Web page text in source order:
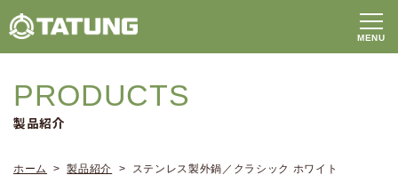
PRODUCTS
製品紹介
ホーム >製品紹介 > ステンレス製外鍋／クラシック ホワイト